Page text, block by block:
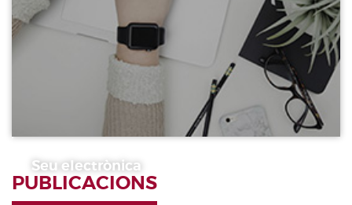
Seu electrònica
PUBLICACIONS